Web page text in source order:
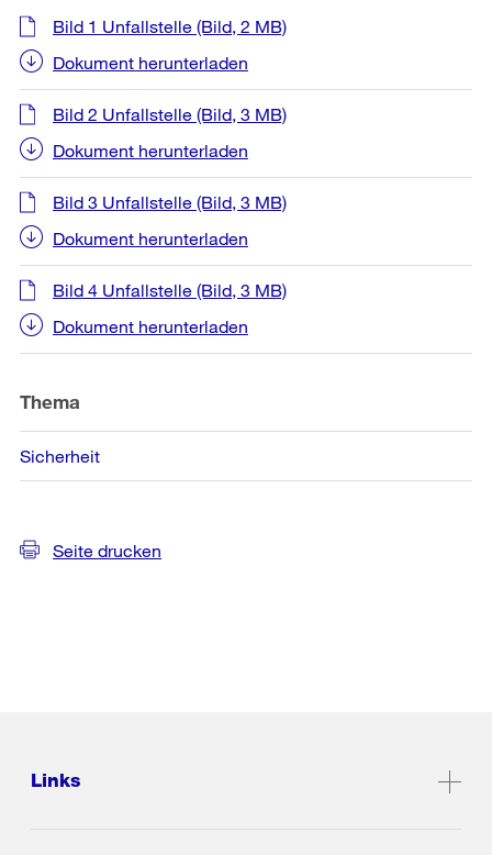
Bild 1 Unfallstelle (Bild, 2 MB)
Dokument herunterladen
Bild 2 Unfallstelle (Bild, 3 MB)
Dokument herunterladen
Bild 3 Unfallstelle (Bild, 3 MB)
Dokument herunterladen
Bild 4 Unfallstelle (Bild, 3 MB)
Dokument herunterladen
Thema
Sicherheit
Seite drucken
Links